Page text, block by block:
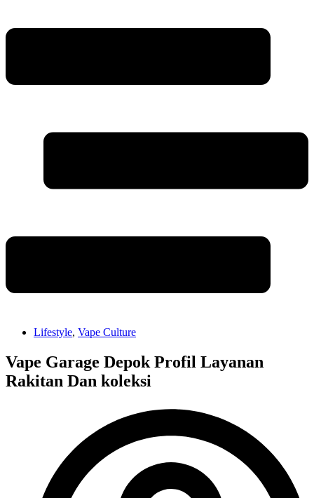
Lifestyle, Vape Culture
Vape Garage Depok Profil Layanan
Rakitan Dan koleksi